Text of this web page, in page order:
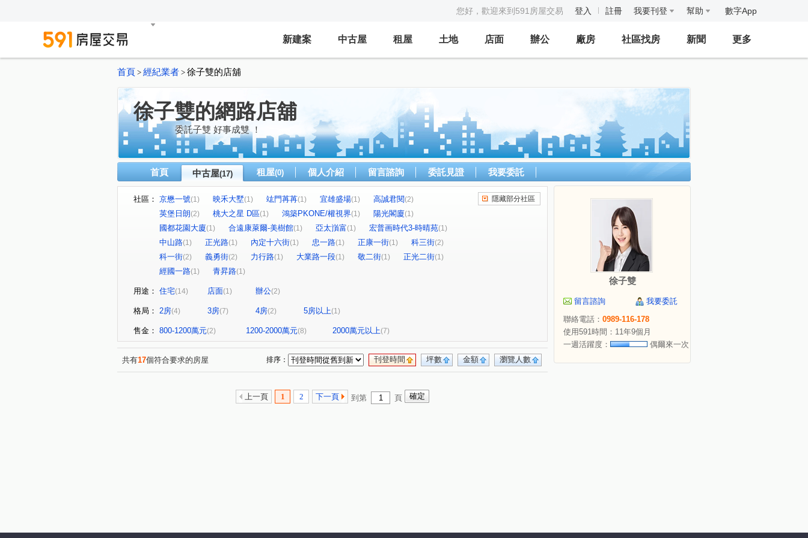
您好，歡迎來到591房屋交易 登入 註冊 我要刊登 幫助 數字App
新建案 中古屋 租屋 土地 店面 辦公 廠房 社區找房 新聞 更多
首頁 > 經紀業者 > 徐子雙的店舖
徐子雙的網路店舖
委託子雙 好事成雙 ！
首頁 中古屋(17) 租屋(0) 個人介紹 留言諮詢 委託見證 我要委託
社區： 京懋一號(1) 映禾大墅(1) 竑門苒苒(1) 宜雄盛場(1) 高誠君閱(2)
英堡日朗(2) 桃大之星 D區(1) 鴻築PKONE/權視界(1) 陽光閣廈(1)
國都花園大廈(1) 合遠康萊爾-美樹館(1) 亞太嵿富(1) 宏普画時代3-時晴苑(1)
中山路(1) 正光路(1) 內定十六街(1) 忠一路(1) 正康一街(1) 科三街(2)
科一街(2) 義勇街(2) 力行路(1) 大業路一段(1) 敬二街(1) 正光二街(1)
經國一路(1) 青昇路(1)
隱藏部分社區
用途： 住宅(14) 店面(1) 辦公(2)
格局： 2房(4) 3房(7) 4房(2) 5房以上(1)
售金： 800-1200萬元(2) 1200-2000萬元(8) 2000萬元以上(7)
共有17個符合要求的房屋 瀏覽人數
金額
坪數
刊登時間
排序：
上一頁 1 2 下一頁 到第 頁
徐子雙
留言諮詢
我要委託
聯絡電話： 0989-116-178
使用591時間：11年9個月
一週活躍度：
偶爾來一次